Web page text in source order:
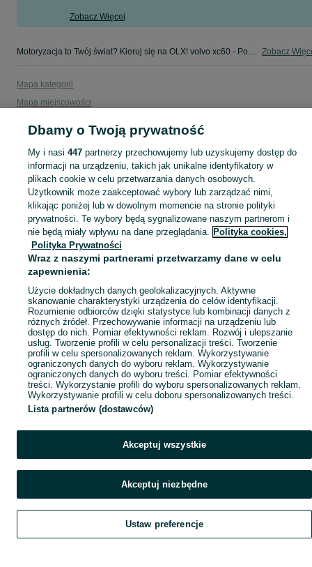
Zobacz Więcej
Motoryzacja to Twój świat? Kieruj się na OLX! volvo xc60 - Podlaskie - tylko w kategorii Motoryzacja na OLX! Zobacz
Mapa kategorii
Mapa miejscowości
Popularne wyszukiwania
Szukaj Obserwujesz Dodaj Czat Konto
Dbamy o Twoją prywatność
My i nasi 447partnerzy przechowujemy lub uzyskujemy dostęp do
informacji na urządzeniu, takich jak unikalne identyfikatory w
plikach cookie w celu przetwarzania danych osobowych.
Użytkownik może zaakceptować wybory lub zarządzać nimi,
klikając poniżej lub w dowolnym momencie na stronie polityki
prywatności. Te wybory będą sygnalizowane naszym partnerom i
nie będą miały wpływu na dane przeglądania. Polityka cookies,
Polityka Prywatności
Wraz z naszymi partnerami przetwarzamy dane w celu
zapewnienia:
Użycie dokładnych danych geolokalizacyjnych. Aktywne
skanowanie charakterystyki urządzenia do celów identyfikacji.
Rozumienie odbiorców dzięki statystyce lub kombinacji danych z
różnych źródeł. Przechowywanie informacji na urządzeniu lub
dostęp do nich. Pomiar efektywności reklam. Rozwój i ulepszanie
usług. Tworzenie profili w celu personalizacji treści. Tworzenie
profili w celu spersonalizowanych reklam. Wykorzystywanie
ograniczonych danych do wyboru reklam. Wykorzystywanie
ograniczonych danych do wyboru treści. Pomiar efektywności
treści. Wykorzystanie profili do wyboru spersonalizowanych reklam.
Wykorzystywanie profili w celu doboru spersonalizowanych treści.
Lista partnerów (dostawców)
Akceptuj wszystkie
Akceptuj niezbędne
Ustaw preferencje